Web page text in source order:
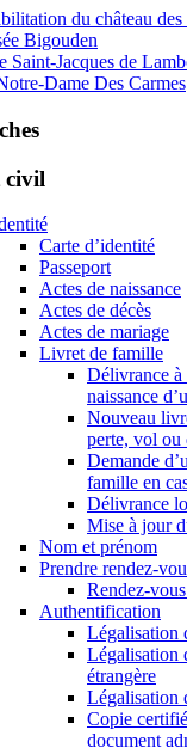
du château
Bigouden
Saint-Jacques de
Dame Des Carmes
civil
Carte d’identité
Passeport
Actes de naissance
Actes de décès
Actes de mariage
Livret de famille
Délivrance à
naissance
Nouveau
perte, vol ou
Demande
famille en
Délivrance
Mise à jour
Nom et prénom
Prendre rendez-
Rendez-
Authentification
Légalisation
Légalisation
étrangère
Légalisation
Copie
document